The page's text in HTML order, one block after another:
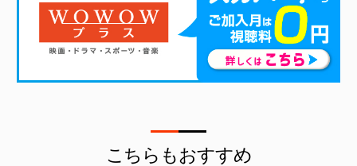
こちらもおすすめ